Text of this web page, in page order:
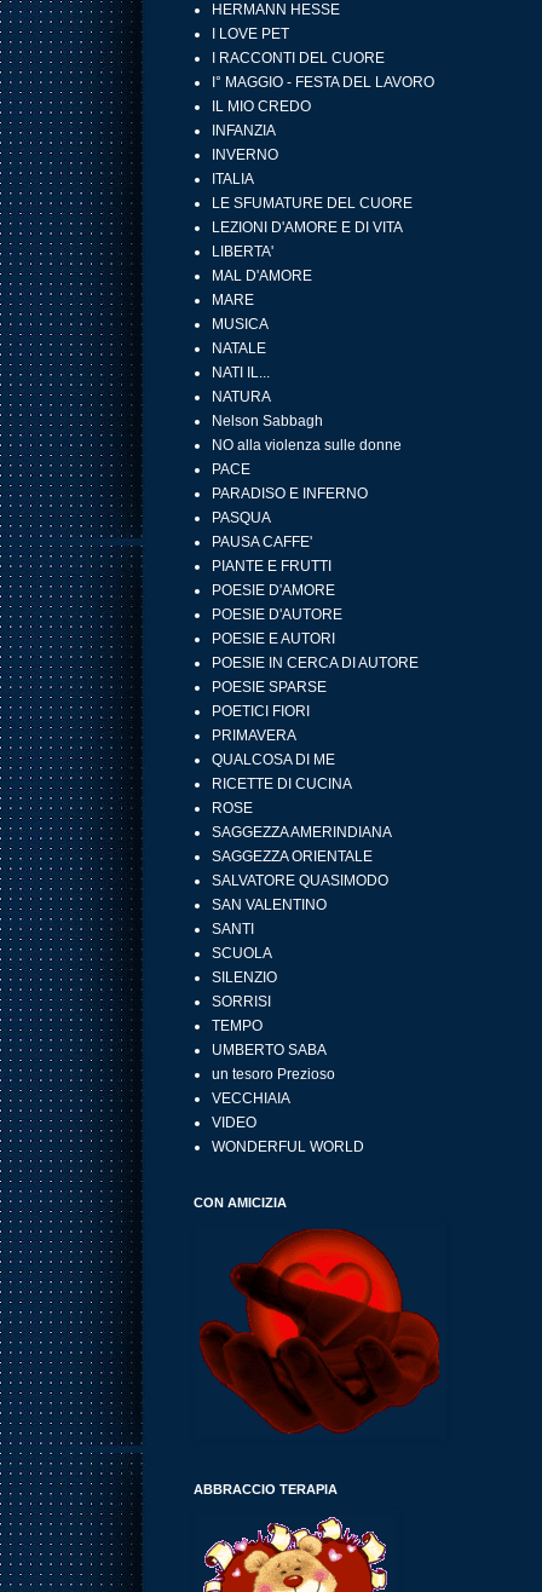
HERMANN HESSE
I LOVE PET
I RACCONTI DEL CUORE
I° MAGGIO - FESTA DEL LAVORO
IL MIO CREDO
INFANZIA
INVERNO
ITALIA
LE SFUMATURE DEL CUORE
LEZIONI D'AMORE E DI VITA
LIBERTA'
MAL D'AMORE
MARE
MUSICA
NATALE
NATI IL...
NATURA
Nelson Sabbagh
NO alla violenza sulle donne
PACE
PARADISO E INFERNO
PASQUA
PAUSA CAFFE'
PIANTE E FRUTTI
POESIE D'AMORE
POESIE D'AUTORE
POESIE E AUTORI
POESIE IN CERCA DI AUTORE
POESIE SPARSE
POETICI FIORI
PRIMAVERA
QUALCOSA DI ME
RICETTE DI CUCINA
ROSE
SAGGEZZA AMERINDIANA
SAGGEZZA ORIENTALE
SALVATORE QUASIMODO
SAN VALENTINO
SANTI
SCUOLA
SILENZIO
SORRISI
TEMPO
UMBERTO SABA
un tesoro Prezioso
VECCHIAIA
VIDEO
WONDERFUL WORLD
CON AMICIZIA
ABBRACCIO TERAPIA